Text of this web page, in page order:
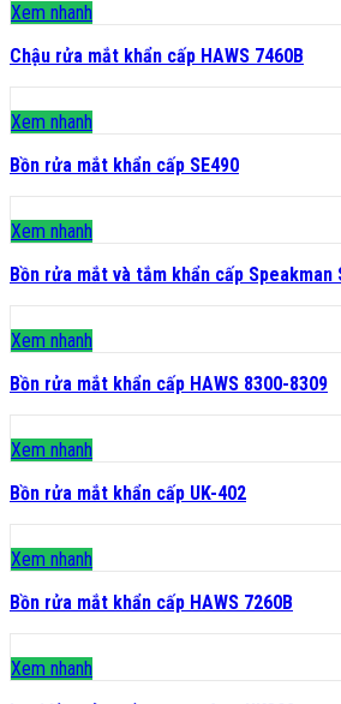
Xem nhanh
Chậu rửa mắt khẩn cấp HAWS 7460B
Xem nhanh
Bồn rửa mắt khẩn cấp SE490
Xem nhanh
Bồn rửa mắt và tắm khẩn cấp Speakman
Xem nhanh
Bồn rửa mắt khẩn cấp HAWS 8300-8309
Xem nhanh
Bồn rửa mắt khẩn cấp UK-402
Xem nhanh
Bồn rửa mắt khẩn cấp HAWS 7260B
Xem nhanh